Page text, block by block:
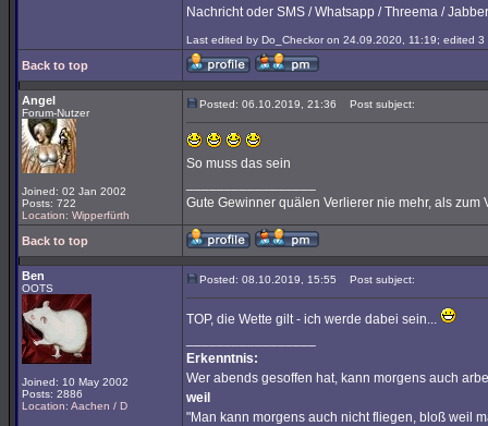
Nachricht oder SMS / Whatsapp / Threema /
Last edited by Do_Checkor on 24.09.2020, 11:19; edited 3
Back to top
Angel
Forum-Nutzer
Joined: 02 Jan 2002
Posts: 722
Location: Wipperfürth
Posted: 06.10.2019, 21:36 Post subject:
So muss das sein
Gute Gewinner quälen Verlierer nie mehr, als zum
Back to top
Ben
OOTS
Joined: 10 May 2002
Posts: 2886
Location: Aachen / D
Posted: 08.10.2019, 15:55 Post subject:
TOP, die Wette gilt - ich werde dabei sein...
Erkenntnis:
Wer abends gesoffen hat, kann morgens auch
weil
"Man kann morgens auch nicht fliegen, bloß weil